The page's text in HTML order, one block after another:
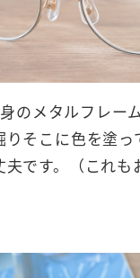
のメタルフレー
りそこに色を塗
夫です。（これも